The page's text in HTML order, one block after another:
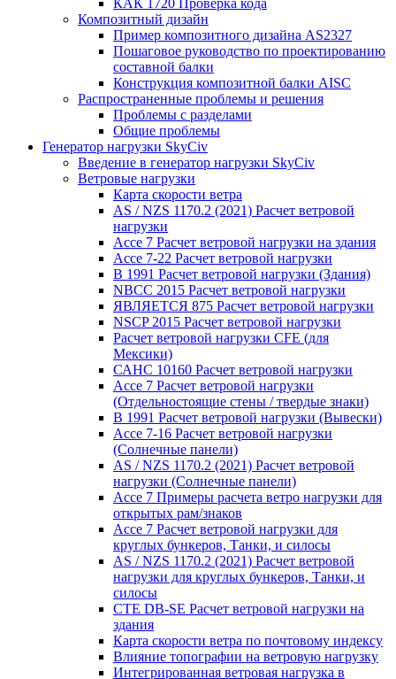
КАК 1720 Проверка кода
Композитный дизайн
Пример композитного дизайна AS2327
Пошаговое руководство по проектированию
составной балки
Конструкция композитной балки AISC
Распространенные проблемы и решения
Проблемы с разделами
Общие проблемы
Генератор нагрузки SkyCiv
Введение в генератор нагрузки SkyCiv
Ветровые нагрузки
Карта скорости ветра
AS / NZS 1170.2 (2021) Расчет ветровой
нагрузки
Ассе 7 Расчет ветровой нагрузки на здания
Ассе 7-22 Расчет ветровой нагрузки
В 1991 Расчет ветровой нагрузки (Здания)
NBCC 2015 Расчет ветровой нагрузки
ЯВЛЯЕТСЯ 875 Расчет ветровой нагрузки
NSCP 2015 Расчет ветровой нагрузки
Расчет ветровой нагрузки CFE (для
Мексики)
САНС 10160 Расчет ветровой нагрузки
Ассе 7 Расчет ветровой нагрузки
(Отдельностоящие стены / твердые знаки)
В 1991 Расчет ветровой нагрузки (Вывески)
Ассе 7-16 Расчет ветровой нагрузки
(Солнечные панели)
AS / NZS 1170.2 (2021) Расчет ветровой
нагрузки (Солнечные панели)
Ассе 7 Примеры расчета ветро нагрузки для
открытых рам/знаков
Ассе 7 Расчет ветровой нагрузки для
круглых бункеров, Танки, и силосы
AS / NZS 1170.2 (2021) Расчет ветровой
нагрузки для круглых бункеров, Танки, и
силосы
CTE DB-SE Расчет ветровой нагрузки на
здания
Карта скорости ветра по почтовому индексу
Влияние топографии на ветровую нагрузку
Интегрированная ветровая нагрузка в